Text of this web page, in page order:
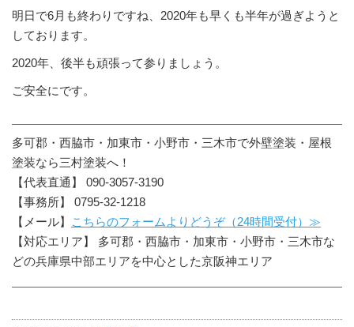
明日で6月も終わりですね、2020年も早くも半年が過ぎようと
しております。
2020年、後半も頑張って参りましょう。
ご安全にです。
多可郡・西脇市・加東市・小野市・三木市で外壁塗装・屋根
塗装なら三村塗装へ！
【代表直通】 090-3057-3190
【事務所】 0795-32-1218
【メール】
こちらのフォームよりどうぞ（24時間受付）≫
【対応エリア】 多可郡・西脇市・加東市・小野市・三木市な
どの兵庫県中部エリアを中心とした京阪神エリア